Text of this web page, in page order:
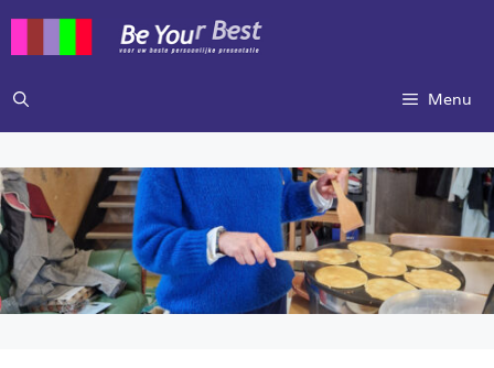
inhoud
Menu